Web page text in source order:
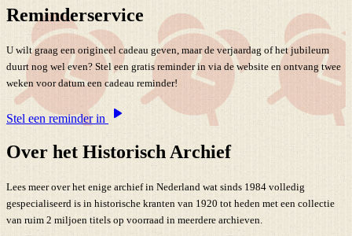
Reminderservice
U wilt graag een origineel cadeau geven, maar de verjaardag of het jubileum
duurt nog wel even? Stel een gratis reminder in via de website en ontvang twee
weken voor datum een cadeau reminder!
Stel een reminder in
Over het Historisch Archief
Lees meer over het enige archief in Nederland wat sinds 1984 volledig
gespecialiseerd is in historische kranten van 1920 tot heden met een collectie
van ruim 2 miljoen titels op voorraad in meerdere archieven.